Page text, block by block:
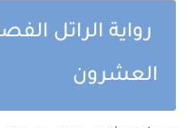
رواية الراتل
العشرون